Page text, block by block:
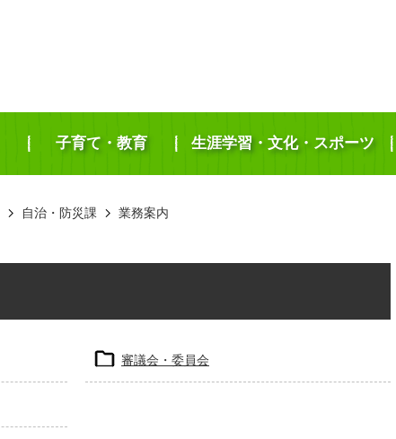
子育て・教育 生涯学習・文化・スポーツ
自治・防災課 業務案内
審議会・委員会